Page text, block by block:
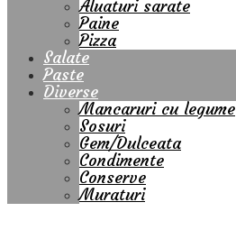
Aluaturi sarate
Paine
Pizza
Salate
Paste
Diverse
Mancaruri cu legume
Sosuri
Gem/Dulceata
Condimente
Conserve
Muraturi